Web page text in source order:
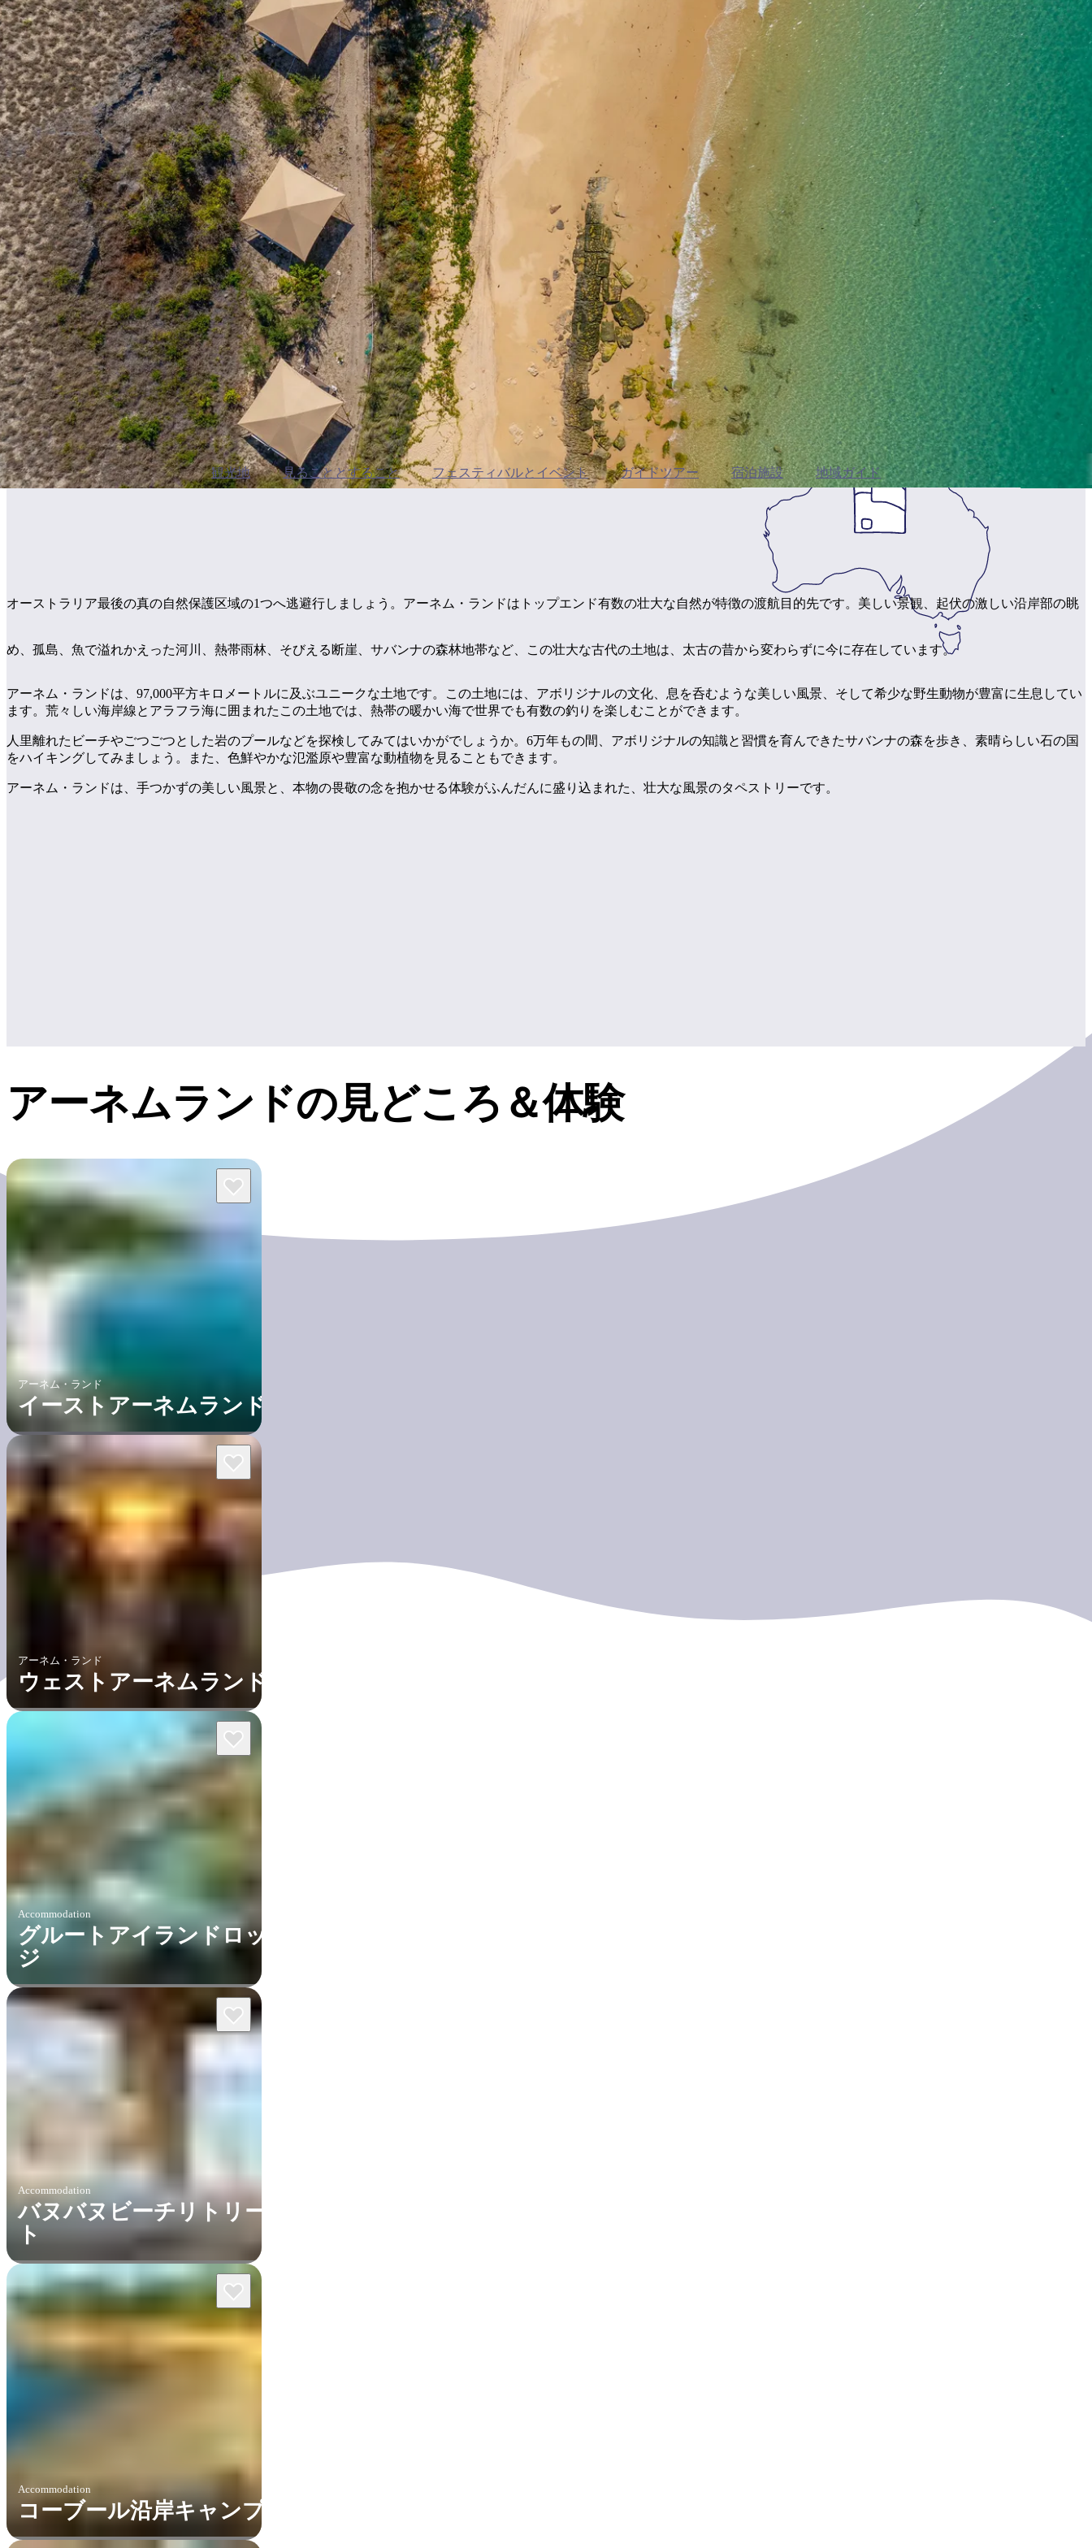
ーネム・ランド
観光地 見ることとすること フェスティバルとイベント ガイドツアー 宿泊施設 地域ガイド
オーストラリア最後の真の自然保護区域の1つへ逃避行しましょう。アーネム・ランドはトップエンド有数の壮大な自然が特徴の渡航目的先です。美しい景観、起伏の激しい沿岸部の眺
め、孤島、魚で溢れかえった河川、熱帯雨林、そびえる断崖、サバンナの森林地帯など、この壮大な古代の土地は、太古の昔から変わらずに今に存在しています。
アーネム・ランドは、97,000平方キロメートルに及ぶユニークな土地です。この土地には、アボリジナルの文化、息を呑むような美しい風景、そして希少な野生動物が豊富に生息してい
ます。荒々しい海岸線とアラフラ海に囲まれたこの土地では、熱帯の暖かい海で世界でも有数の釣りを楽しむことができます。
人里離れたビーチやごつごつとした岩のプールなどを探検してみてはいかがでしょうか。6万年もの間、アボリジナルの知識と習慣を育んできたサバンナの森を歩き、素晴らしい石の国
をハイキングしてみましょう。また、色鮮やかな氾濫原や豊富な動植物を見ることもできます。
アーネム・ランドは、手つかずの美しい風景と、本物の畏敬の念を抱かせる体験がふんだんに盛り込まれた、壮大な風景のタペストリーです。
アーネムランドの見どころ＆体験
アーネム・ランド
イーストアーネムランド
アーネム・ランド
ウェストアーネムランド
Accommodation
グルートアイランドロッ
ジ
Accommodation
バヌバヌビーチリトリー
ト
Accommodation
コーブール沿岸キャンプ